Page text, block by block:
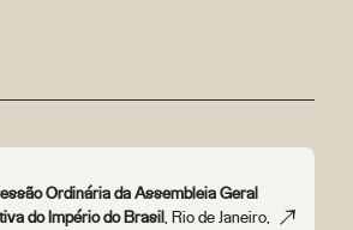
Ordinária da Assembleia Geral
do Império do Brasil, Rio de Janeiro,